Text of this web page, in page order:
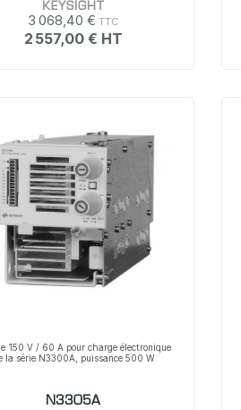
KEYSIGHT
3 068,40 €
2 557,00 €
150 V / 60 A pour charge électronique
la série N3300A, puissance 500 W
N3305A